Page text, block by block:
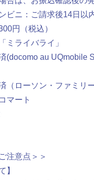
ビニ：ご請求後14日以
円（税込）
ミライバライ」
(docomo au UQmobile
（ローソン・ファミリ
マート
注意点＞＞
】